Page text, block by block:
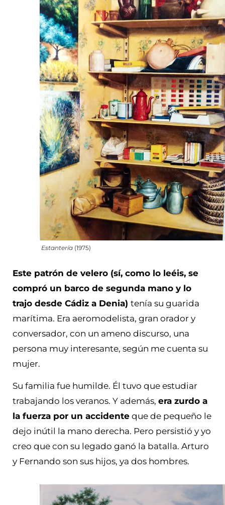
Estantería (1975)
Este patrón de velero (sí, como lo leéis, se
compró un barco de segunda mano y lo
trajo desde Cádiz a Denia) tenía su guarida
marítima. Era aeromodelista, gran orador y
conversador, con un ameno discurso, una
persona muy interesante, según me cuenta su
mujer.
Su familia fue humilde. Él tuvo que estudiar
trabajando los veranos. Y además, era zurdo a
la fuerza por un accidente que de pequeño le
dejo inútil la mano derecha. Pero persistió y yo
creo que con su legado ganó la batalla. Arturo
y Fernando son sus hijos, ya dos hombres.